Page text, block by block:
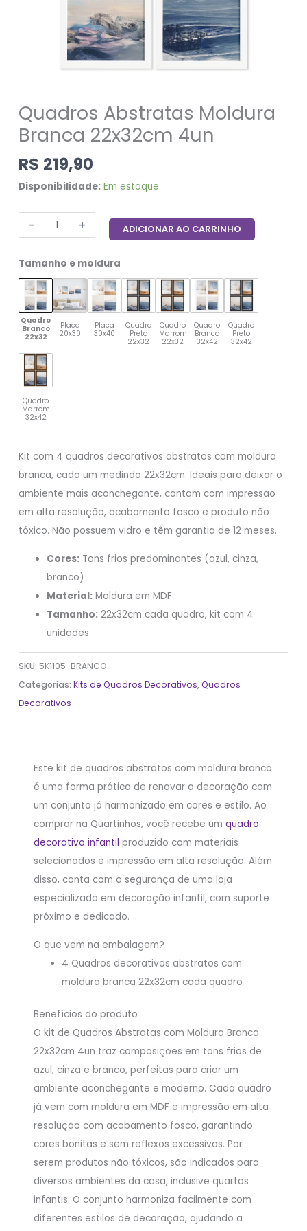
Quadros Abstratas Moldura
Branca 22x32cm 4un
R$ 219,90
Disponibilidade: Em estoque
- + ADICIONAR AO CARRINHO
Tamanho e moldura
Quadro
Branco
22x32
Placa
20x30
Placa
30x40
Quadro
Preto
22x32
Quadro
Marrom
22x32
Quadro
Branco
32x42
Quadro
Preto
32x42
Quadro
Marrom
32x42
Kit com 4 quadros decorativos abstratos com moldura
branca, cada um medindo 22x32cm. Ideais para deixar o
ambiente mais aconchegante, contam com impressão
em alta resolução, acabamento fosco e produto não
tóxico. Não possuem vidro e têm garantia de 12 meses.
Cores: Tons frios predominantes (azul, cinza,
branco)
Material: Moldura em MDF
Tamanho: 22x32cm cada quadro, kit com 4
unidades
SKU: 5K1105-BRANCO
Categorias:Kits de Quadros Decorativos,Quadros
Decorativos
Este kit de quadros abstratos com moldura branca
é uma forma prática de renovar a decoração com
um conjunto já harmonizado em cores e estilo. Ao
comprar na Quartinhos, você recebe um quadro
decorativo infantil produzido com materiais
selecionados e impressão em alta resolução. Além
disso, conta com a segurança de uma loja
especializada em decoração infantil, com suporte
próximo e dedicado.
O que vem na embalagem?
4 Quadros decorativos abstratos com
moldura branca 22x32cm cada quadro
Benefícios do produto
O kit de Quadros Abstratas com Moldura Branca
22x32cm 4un traz composições em tons frios de
azul, cinza e branco, perfeitas para criar um
ambiente aconchegante e moderno. Cada quadro
já vem com moldura em MDF e impressão em alta
resolução com acabamento fosco, garantindo
cores bonitas e sem reflexos excessivos. Por
serem produtos não tóxicos, são indicados para
diversos ambientes da casa, inclusive quartos
infantis. O conjunto harmoniza facilmente com
diferentes estilos de decoração, ajudando a